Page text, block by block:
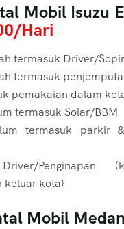
Mobil Isuzu
Hari
termasuk Driver/Sopir
termasuk
pemakaian dalam
termasuk Solar/BBM
termasuk parkir
Penginapan
keluar kota)
Mobil